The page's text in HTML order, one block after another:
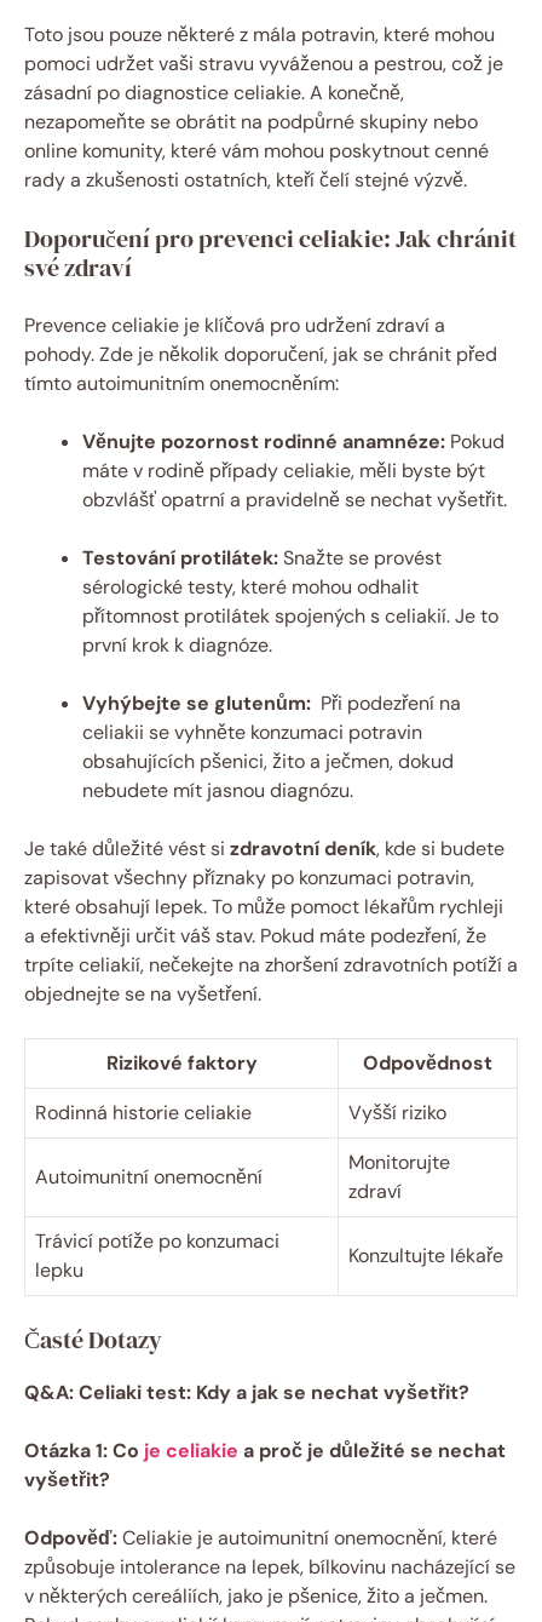
Toto jsou pouze některé ⁤z ‌mála potravin, které mohou
pomoci ⁣udržet vaši stravu vyváženou a pestrou, což je
zásadní ⁢po diagnostice celiakie. A konečně,
nezapomeňte se ⁢obrátit na podpůrné skupiny nebo⁤
online komunity, které vám mohou poskytnout cenné
rady a zkušenosti ⁣ostatních, kteří čelí stejné výzvě.
Doporučení pro prevenci celiakie: Jak chránit
své‍ zdraví
Prevence⁢ celiakie je klíčová pro ‍udržení zdraví⁣ a
‍pohody. Zde je několik doporučení, jak se chránit před
tímto autoimunitním onemocněním:
Věnujte pozornost ‍rodinné anamnéze: Pokud
‌máte v rodině případy celiakie, měli⁤ byste být ​
obzvlášť opatrní a​ pravidelně se nechat vyšetřit.
Testování protilátek:​Snažte se provést
⁣sérologické testy, které⁤ mohou odhalit⁤
přítomnost protilátek ⁣spojených s ⁤celiakií. Je ⁤to‍
první krok k‌ diagnóze.
Vyhýbejte‍ se glutenům: ‌ Při⁢ podezření ⁢na
celiakii se vyhněte konzumaci potravin​
obsahujících pšenici, žito‌ a​ ječmen, dokud
nebudete mít jasnou diagnózu.
Je také důležité vést si‌ zdravotní ⁢deník, kde si budete
⁢zapisovat všechny příznaky‍ po ‍konzumaci potravin,
které obsahují ​lepek. To může pomoct lékařům rychleji⁢
a efektivněji ​určit⁤ váš stav. Pokud máte podezření, že​
trpíte‌ celiakií, nečekejte na zhoršení​ zdravotních potíží a
objednejte se na vyšetření.
Rizikové faktory
Odpovědnost
Rodinná historie celiakie
Vyšší ‍riziko
Autoimunitní‍ onemocnění
Monitorujte
zdraví
Trávicí potíže⁤ po konzumaci
lepku
Konzultujte lékaře
Časté ​Dotazy
Q&A: ⁢Celiaki test: Kdy a ‍jak se nechat vyšetřit?
Otázka 1: Co je celiakie ‍ a proč je ⁤důležité‍ se nechat
vyšetřit?
Odpověď:Celiakie je autoimunitní⁣ onemocnění, které‌
způsobuje intolerance na lepek, bílkovinu nacházející⁣ se
v některých cereáliích,​ jako⁢ je pšenice, žito a ječmen.